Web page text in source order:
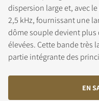
dispersion large et, avec
2,5 kHz, fournissant une
dôme souple devient
élevées. Cette bande très
partie intégrante des
EN